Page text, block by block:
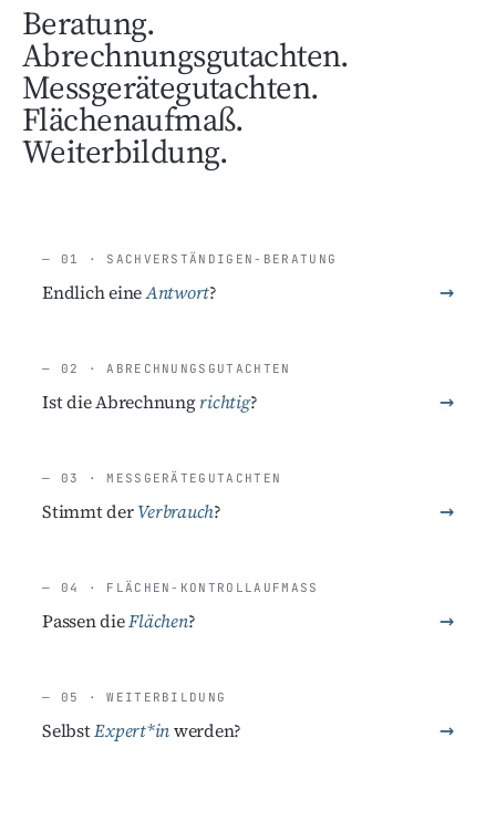
Beratung.
Abrechnungs­gutachten.
Messgeräte­gutachten.
Flächen­aufmaß.
Weiterbildung.
— 01 · SACHVERSTÄNDIGEN-BERATUNG
Endlich eineAntwort? →
— 02 · ABRECHNUNGS­GUTACHTEN
Ist die Abrechnungrichtig? →
— 03 · MESSGERÄTE­GUTACHTEN
Stimmt derVerbrauch? →
— 04 · FLÄCHEN-KONTROLLAUFMASS
Passen dieFlächen? →
— 05 · WEITERBILDUNG
SelbstExpert*inwerden? →